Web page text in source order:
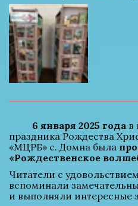
6 января 2025 года в
праздника Рождества
«МЦРБ» с. Домна была
«Рождественское
Читатели с
вспоминали
и выполняли интересные